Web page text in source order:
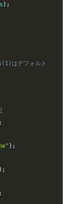
) ;
はデフォルト
;
) ;
) ;
;